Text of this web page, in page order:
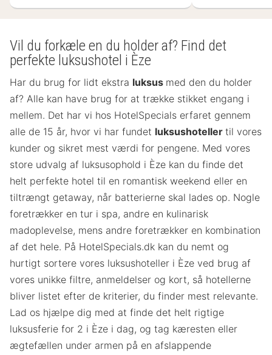
Vil du forkæle en du holder af? Find det
perfekte luksushotel i Èze
Har du brug for lidt ekstra luksus med den du holder
af? Alle kan have brug for at trække stikket engang i
mellem. Det har vi hos HotelSpecials erfaret gennem
alle de 15 år, hvor vi har fundet luksushoteller til vores
kunder og sikret mest værdi for pengene. Med vores
store udvalg af luksusophold i Èze kan du finde det
helt perfekte hotel til en romantisk weekend eller en
tiltrængt getaway, når batterierne skal lades op. Nogle
foretrækker en tur i spa, andre en kulinarisk
madoplevelse, mens andre foretrækker en kombination
af det hele. På HotelSpecials.dk kan du nemt og
hurtigt sortere vores luksushoteller i Èze ved brug af
vores unikke filtre, anmeldelser og kort, så hotellerne
bliver listet efter de kriterier, du finder mest relevante.
Lad os hjælpe dig med at finde det helt rigtige
luksusferie for 2 i Èze i dag, og tag kæresten eller
ægtefællen under armen på en afslappende